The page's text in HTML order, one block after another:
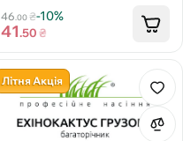
46 .00 ₴-10%
41.50₴
Літня Акція